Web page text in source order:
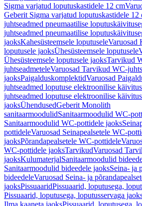
Sigma varjatud loputuskastidele 12 cm
Geberit Sigma varjatud loputuskastidele 12
juhtseadmed pneumaatilise
juhtseadmed pneumaatilise
jaoksKahesüsteemsele loputuseleVaruosad
loputusele jaoksÜhesüsteemsele loputusele
Ühesüsteemsele loputusele jaoksTarvikud
juhtseadmeteleVaruosad Tarvikud WC-
jaoksPaigalduskomplektidVaruosad
juhtseadmed loputuse elektroonilise
juhtseadmed loputuse elektroonilise
jaoksÜhendusedGeberit Monolith
sanitaarmoodulidSanitaarmoodulid WC-
Sanitaarmoodulid WC-pottidele jaoks
pottideleVaruosad Seinapealsetele WC-
jaoksPõrandapealsetele WC-pottidele
WC-pottidele jaoksTarvikudVaruosad
jaoksKulumaterjalSanitaarmoodulid
Sanitaarmoodulid bideedele jaoksSeina- ja
bideedeleVaruosad Seina- ja
jaoksPissuaaridPissuaarid, loputusega,
Pissuaarid, loputusega, loputusservaga
Ilma kaaneta jaoksPissuaarid, loputusega,